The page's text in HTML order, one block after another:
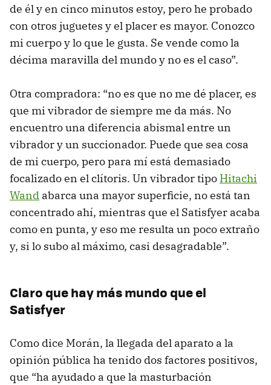
de él y en cinco minutos estoy, pero he probado
con otros juguetes y el placer es mayor. Conozco
mi cuerpo y lo que le gusta. Se vende como la
décima maravilla del mundo y no es el caso”.
Otra compradora: “no es que no me dé placer, es
que mi vibrador de siempre me da más. No
encuentro una diferencia abismal entre un
vibrador y un succionador. Puede que sea cosa
de mi cuerpo, pero para mí está demasiado
focalizado en el clítoris. Un vibrador tipo Hitachi
Wand abarca una mayor superficie, no está tan
concentrado ahí, mientras que el Satisfyer acaba
como en punta, y eso me resulta un poco extraño
y, si lo subo al máximo, casi desagradable”.
Claro que hay más mundo que el
Satisfyer
Como dice Morán, la llegada del aparato a la
opinión pública ha tenido dos factores positivos,
que “ha ayudado a que la masturbación